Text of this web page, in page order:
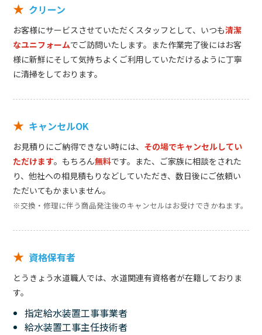
★ クリーン
お客様にサービスさせていただくスタッフとして、いつも清潔
なユニフォームでご訪問いたします。また作業完了後にはお客
様に新鮮にそして気持ちよくご利用していただけるように丁寧
に清掃をしております。
★ キャンセルOK
お見積りにご納得できない時には、 その場でキャンセルしてい
ただけます。もちろん無料です。また、ご家族に相談をされた
り、他社への相見積もりなどしていただき、数日後にご依頼い
ただいてもかまいません。
※交換・修理に伴う商品発注後のキャンセルはお受けできかねます。
★ 資格保有者
とうきょう水道職人では、水道関連有資格者が在籍しておりま
す。
指定給水装置工事事業者
給水装置工事主任技術者